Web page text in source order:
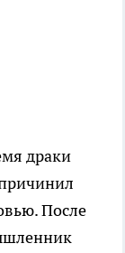
драки
После